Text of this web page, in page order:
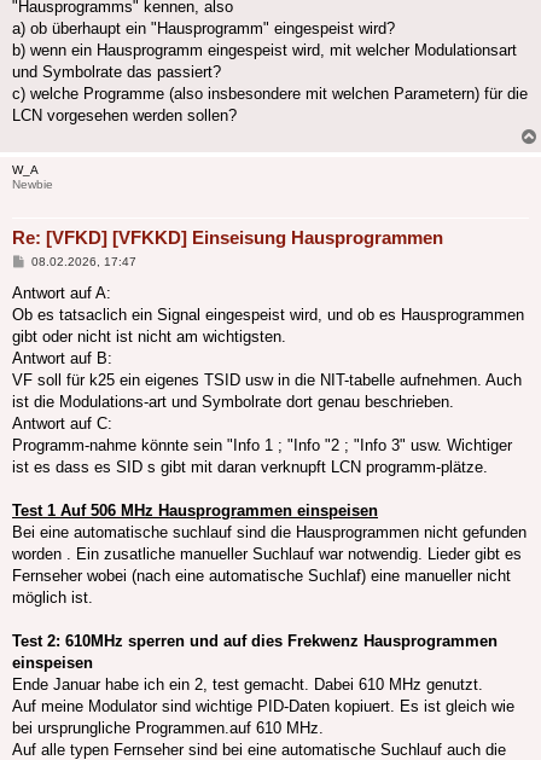
"Hausprogramms" kennen, also
a) ob überhaupt ein "Hausprogramm" eingespeist wird?
b) wenn ein Hausprogramm eingespeist wird, mit welcher Modulationsart
und Symbolrate das passiert?
c) welche Programme (also insbesondere mit welchen Parametern) für die
LCN vorgesehen werden sollen?
W_A
Newbie
Re: [VFKD] [VFKKD] Einseisung Hausprogrammen
Beitrag
08.02.2026, 17:47
Antwort auf A:
Ob es tatsaclich ein Signal eingespeist wird, und ob es Hausprogrammen
gibt oder nicht ist nicht am wichtigsten.
Antwort auf B:
VF soll für k25 ein eigenes TSID usw in die NIT-tabelle aufnehmen. Auch
ist die Modulations-art und Symbolrate dort genau beschrieben.
Antwort auf C:
Programm-nahme könnte sein "Info 1 ; "Info "2 ; "Info 3" usw. Wichtiger
ist es dass es SID s gibt mit daran verknupft LCN programm-plätze.
Test 1 Auf 506 MHz Hausprogrammen einspeisen
Bei eine automatische suchlauf sind die Hausprogrammen nicht gefunden
worden . Ein zusatliche manueller Suchlauf war notwendig. Lieder gibt es
Fernseher wobei (nach eine automatische Suchlaf) eine manueller nicht
möglich ist.
Test 2: 610MHz sperren und auf dies Frekwenz Hausprogrammen
einspeisen
Ende Januar habe ich ein 2, test gemacht. Dabei 610 MHz genutzt.
Auf meine Modulator sind wichtige PID-Daten kopiuert. Es ist gleich wie
bei ursprungliche Programmen.auf 610 MHz.
Auf alle typen Fernseher sind bei eine automatische Suchlauf auch die